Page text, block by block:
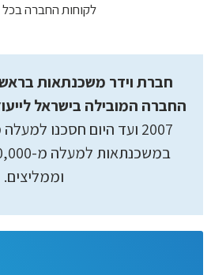
לקוחות החברה בכל
חברת וידר משכנתאות
החברה המובילה בישראל
וממליצים.